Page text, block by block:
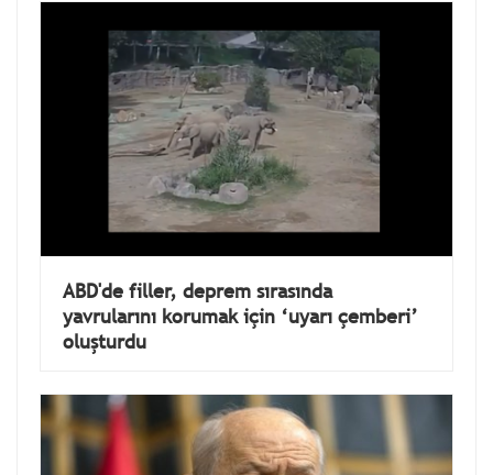
ABD'de filler, deprem sırasında
yavrularını korumak için ‘uyarı çemberi’
oluşturdu